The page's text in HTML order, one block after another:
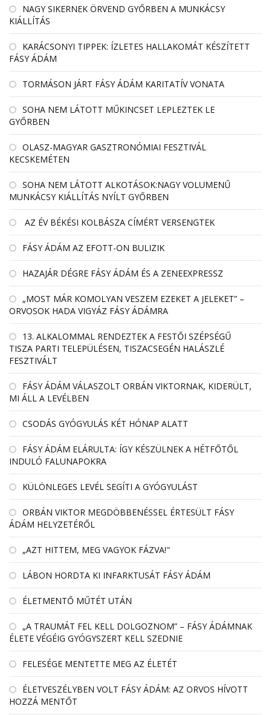
NAGY SIKERNEK ÖRVEND GYŐRBEN A MUNKÁCSY
KIÁLLÍTÁS
KARÁCSONYI TIPPEK: ÍZLETES HALLAKOMÁT KÉSZÍTETT
FÁSY ÁDÁM
TORMÁSON JÁRT FÁSY ÁDÁM KARITATÍV VONATA
SOHA NEM LÁTOTT MŰKINCSET LEPLEZTEK LE
GYŐRBEN
OLASZ-MAGYAR GASZTRONÓMIAI FESZTIVÁL
KECSKEMÉTEN
SOHA NEM LÁTOTT ALKOTÁSOK:NAGY VOLUMENŰ
MUNKÁCSY KIÁLLÍTÁS NYÍLT GYŐRBEN
AZ ÉV BÉKÉSI KOLBÁSZA CÍMÉRT VERSENGTEK
FÁSY ÁDÁM AZ EFOTT-ON BULIZIK
HAZAJÁR DÉGRE FÁSY ÁDÁM ÉS A ZENEEXPRESSZ
„MOST MÁR KOMOLYAN VESZEM EZEKET A JELEKET” –
ORVOSOK HADA VIGYÁZ FÁSY ÁDÁMRA
13. ALKALOMMAL RENDEZTEK A FESTŐI SZÉPSÉGŰ
TISZA PARTI TELEPÜLÉSEN, TISZACSEGÉN HALÁSZLÉ
FESZTIVÁLT
FÁSY ÁDÁM VÁLASZOLT ORBÁN VIKTORNAK, KIDERÜLT,
MI ÁLL A LEVÉLBEN
CSODÁS GYÓGYULÁS KÉT HÓNAP ALATT
FÁSY ÁDÁM ELÁRULTA: ÍGY KÉSZÜLNEK A HÉTFŐTŐL
INDULÓ FALUNAPOKRA
KÜLÖNLEGES LEVÉL SEGÍTI A GYÓGYULÁST
ORBÁN VIKTOR MEGDÖBBENÉSSEL ÉRTESÜLT FÁSY
ÁDÁM HELYZETÉRŐL
„AZT HITTEM, MEG VAGYOK FÁZVA!"
LÁBON HORDTA KI INFARKTUSÁT FÁSY ÁDÁM
ÉLETMENTŐ MŰTÉT UTÁN
„A TRAUMÁT FEL KELL DOLGOZNOM” – FÁSY ÁDÁMNAK
ÉLETE VÉGÉIG GYÓGYSZERT KELL SZEDNIE
FELESÉGE MENTETTE MEG AZ ÉLETÉT
ÉLETVESZÉLYBEN VOLT FÁSY ÁDÁM: AZ ORVOS HÍVOTT
HOZZÁ MENTŐT